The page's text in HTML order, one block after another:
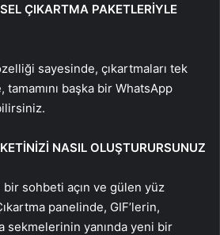
ÇIKARTMA PAKETLERİYLE
sayesinde, çıkartmaları tek
başka bir WhatsApp
NASIL OLUŞTURURSUNUZ
bir sohbeti açın ve gülen yüz
panelinde, GIF’lerin,
sekmelerinin yanında yeni bir